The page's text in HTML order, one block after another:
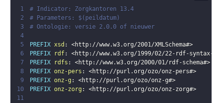
1
# Indicator: Zorgkantoren 13.4
2
# Parameters: $(peildatum)
3
# Ontologie: versie 2.0.0 of nieuwer
4
5
PREFIX xsd : <http://www.w3.org/2001/XMLSchema#>
6
PREFIX rdf: <http://www.w3.org/1999/02/22-rdf-syntax-
7
PREFIX rdfs : <http://www.w3.org/2000/01/rdf-schema#>
8
PREFIX onz-pers : <http://purl.org/ozo/onz-pers#>
9
PREFIX onz-g : <http://purl.org/ozo/onz-g#>
10
PREFIX onz-zorg : <http://purl.org/ozo/onz-zorg#>
11